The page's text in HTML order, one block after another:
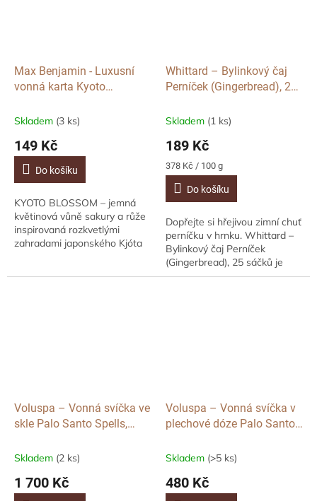
Max Benjamin - Luxusní
vonná karta Kyoto
Skladem (3 ks)
149 Kč
Do košíku
KYOTO BLOSSOM – jemná
květinová vůně sakury a růže
inspirovaná rozkvetlými
zahradami japonského Kjóta
Whittard – Bylinkový čaj
Perníček (Gingerbread), 25
Skladem (1 ks)
189 Kč
Měrná
cena:
378 Kč / 100 g
Do košíku
Dopřejte si hřejivou zimní chuť
perníčku v hrnku. Whittard –
Bylinkový čaj Perníček
(Gingerbread), 25 sáčků je
jemná bylinná směs zázvoru,
Voluspa – Vonná svíčka ve
skle Palo Santo Spells,
Skladem (2 ks)
1 700 Kč
Voluspa – Vonná svíčka v
plechové dóze Palo Santo
Skladem (>5 ks)
480 Kč